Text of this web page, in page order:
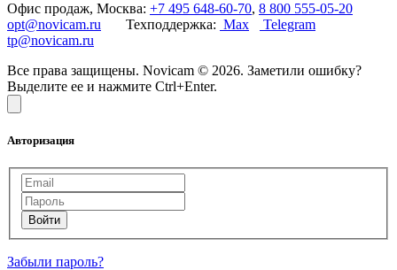
Офис продаж, Москва: +7 495 648-60-70, 8 800 555-05-20
opt@novicam.ru Техподдержка: Max
Telegram
tp@novicam.ru
Все права защищены. Novicam © 2026. Заметили ошибку?
Выделите ее и нажмите Ctrl+Enter.
Авторизация
Забыли пароль?